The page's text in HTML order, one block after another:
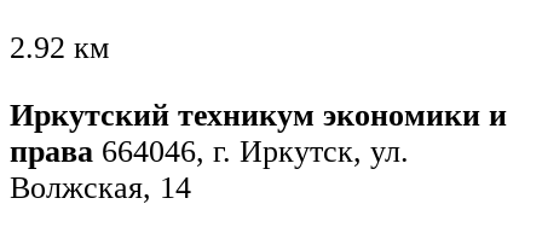
2.92 км
Иркутский техникум экономики и
права 664046, г. Иркутск, ул.
Волжская, 14